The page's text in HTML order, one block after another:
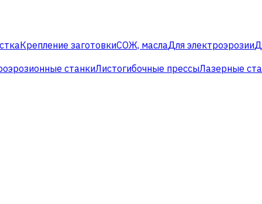
Крепление заготовкиСОЖ, маслаДля электроэрозии
станкиЛистогибочные прессыЛазерные